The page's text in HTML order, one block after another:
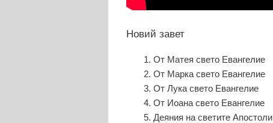
Новий завет
От Матея свето Евангелие
От Марка свето Евангелие
От Лука свето Евангелие
От Иоана свето Евангелие
Деяния на светите Апостоли